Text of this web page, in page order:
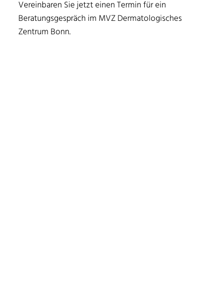
Vereinbaren Sie jetzt einen Termin für ein
Beratungsgespräch im MVZ Dermatologisches
Zentrum Bonn.